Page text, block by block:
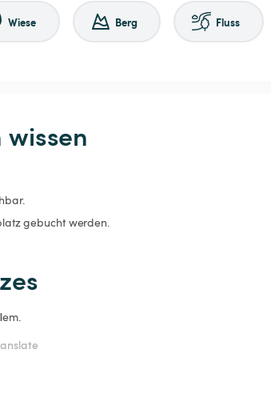
Wiese Berg Fluss
gebucht werden.